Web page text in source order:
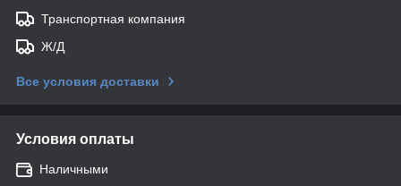
Транспортная компания
Ж/Д
Все условия доставки
Условия оплаты
Наличными